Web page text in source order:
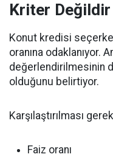
Kriter Değildir
Konut kredisi
oranına odaklanıyor.
değerlendirilmesinin
olduğunu belirtiyor.
Karşılaştırılması
Faiz oranı